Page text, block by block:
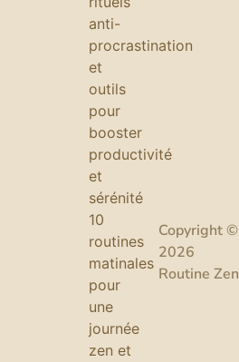
anti-
procrastination
et
outils
pour
booster
productivité
et
sérénité
10
routines
matinales
pour
une
journée
zen et
Copyright ©
2026
Routine Zen